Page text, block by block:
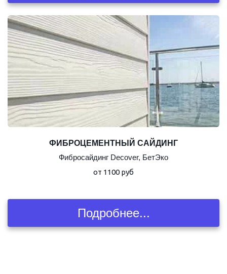
ФИБРОЦЕМЕНТНЫЙ САЙДИНГ
Фибросайдинг Decover, БетЭко
от 1100 руб
Подробнее...